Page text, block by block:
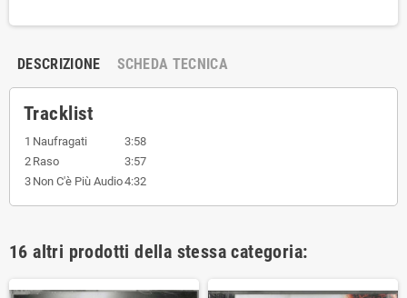
DESCRIZIONE SCHEDA TECNICA
Tracklist
1 Naufragati
3:58
2 Raso
3:57
3 Non C'è Più Audio4:32
16 altri prodotti della stessa categoria: